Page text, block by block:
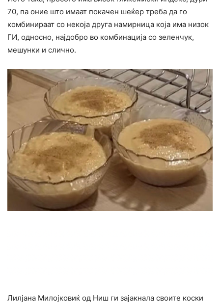
70, па оние што имаат покачен шеќер треба да го
комбинираат со некоја друга намирница која има низок
ГИ, односно, најдобро во комбинација со зеленчук,
мешунки и слично.
Лилјана Милојковиќ од Ниш ги зајакнала своите коски